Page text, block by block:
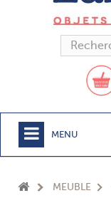
MENU
MEUBLE